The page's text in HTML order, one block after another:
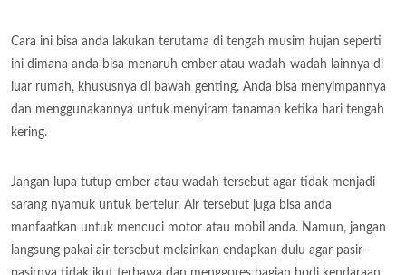
Cara ini bisa anda lakukan terutama di tengah musim hujan seperti
ini dimana anda bisa menaruh ember atau wadah-wadah lainnya di
luar rumah, khususnya di bawah genting. Anda bisa menyimpannya
dan menggunakannya untuk menyiram tanaman ketika hari tengah
kering.
Jangan lupa tutup ember atau wadah tersebut agar tidak menjadi
sarang nyamuk untuk bertelur. Air tersebut juga bisa anda
manfaatkan untuk mencuci motor atau mobil anda. Namun, jangan
langsung pakai air tersebut melainkan endapkan dulu agar pasir-